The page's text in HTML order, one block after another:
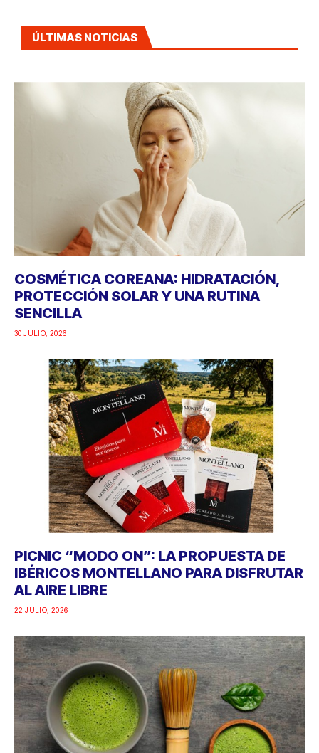
ÚLTIMAS NOTICIAS
COSMÉTICA COREANA: HIDRATACIÓN,
PROTECCIÓN SOLAR Y UNA RUTINA
SENCILLA
30 JULIO, 2026
PICNIC “MODO ON”: LA PROPUESTA DE
IBÉRICOS MONTELLANO PARA DISFRUTAR
AL AIRE LIBRE
22 JULIO, 2026